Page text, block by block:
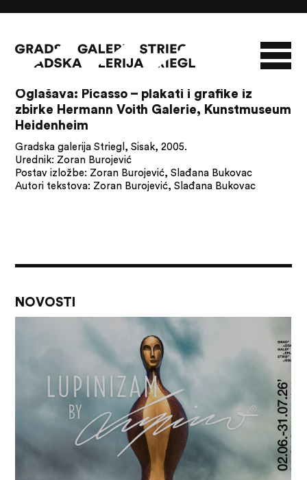
NOVOSTI
O GALERIJI
ZBIRKA STRIEGL
PUBLIKACIJE DOKUMENTI
Oglašava: Picasso – plakati i grafike iz
zbirke Hermann Voith Galerie, Kunstmuseum
Heidenheim
Gradska galerija Striegl, Sisak, 2005.
Urednik: Zoran Burojević
Postav izložbe: Zoran Burojević, Slađana Bukovac
Autori tekstova: Zoran Burojević, Slađana Bukovac
NOVOSTI